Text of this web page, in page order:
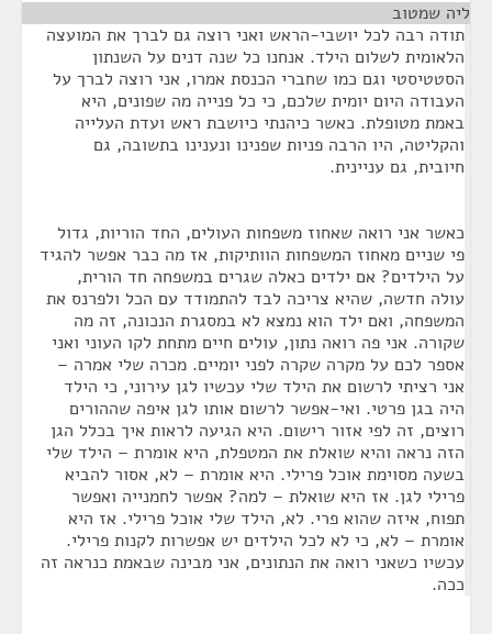
ליה שמטוב
תודה רבה לכל יושבי-הראש ואני רוצה גם לברך את המועצה
הלאומית לשלום הילד. אנחנו כל שנה דנים על השנתון
הסטטיסטי וגם כמו שחברי הכנסת אמרו, אני רוצה לברך על
העבודה היום יומית שלכם, כי כל פנייה מה שפונים, היא
באמת מטופלת. כאשר כיהנתי כיושבת ראש ועדת העלייה
והקליטה, היו הרבה פניות שפנינו ונענינו בתשובה, גם
חיובית, גם עניינית.
כאשר אני רואה שאחוז משפחות העולים, החד הוריות, גדול
פי שניים מאחוז המשפחות הוותיקות, אז מה כבר אפשר להגיד
על הילדים? אם ילדים כאלה שגרים במשפחה חד הורית,
עולה חדשה, שהיא צריכה לבד להתמודד עם הכל ולפרנס את
המשפחה, ואם ילד הוא נמצא לא במסגרת הנכונה, זה מה
שקורה. אני פה רואה נתון, עולים חיים מתחת לקו העוני ואני
אספר לכם על מקרה שקרה לפני יומיים. מכרה שלי אמרה –
אני רציתי לרשום את הילד שלי עכשיו לגן עירוני, כי הילד
היה בגן פרטי. ואי-אפשר לרשום אותו לגן איפה שההורים
רוצים, זה לפי אזור רישום. היא הגיעה לראות איך בכלל הגן
הזה נראה והיא שואלת את המטפלת, היא אומרת – הילד שלי
בשעה מסוימת אוכל פרילי. היא אומרת – לא, אסור להביא
פרילי לגן. אז היא שואלת – למה? אפשר לחמנייה ואפשר
תפוח, איזה שהוא פרי. לא, הילד שלי אוכל פרילי. אז היא
אומרת – לא, כי לא לכל הילדים יש אפשרות לקנות פרילי.
עכשיו כשאני רואה את הנתונים, אני מבינה שבאמת כנראה זה
ככה.